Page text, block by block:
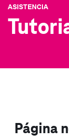
ASISTENCIA